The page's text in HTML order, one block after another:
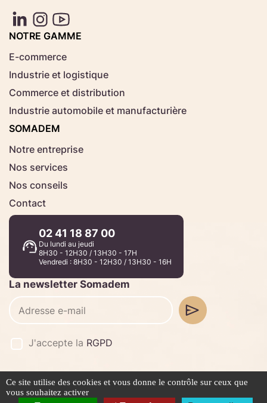
Aucun fichier
Télécharger
NOTRE GAMME
E-commerce
Industrie et logistique
Commerce et distribution
Industrie automobile et manufacturière
SOMADEM
Notre entreprise
Nos services
Nos conseils
Contact
02 41 18 87 00
Du lundi au jeudi
8H30 - 12H30 / 13H30 - 17H
Vendredi : 8H30 - 12H30 / 13H30 - 16H
La newsletter Somadem
J'accepte la RGPD
©2026 -Stafe.fr
Mentions légales
Politique de confidentialité
Ce site utilise des cookies et vous donne le contrôle sur ceux que
vous souhaitez activer